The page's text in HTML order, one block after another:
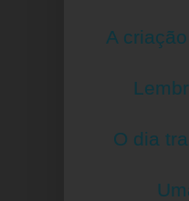
A
O dia